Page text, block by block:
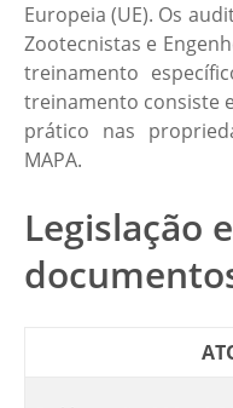
Europeia (UE). Os
Zootecnistas e
treinamento
treinamento consiste
prático nas
MAPA.
Legislação e